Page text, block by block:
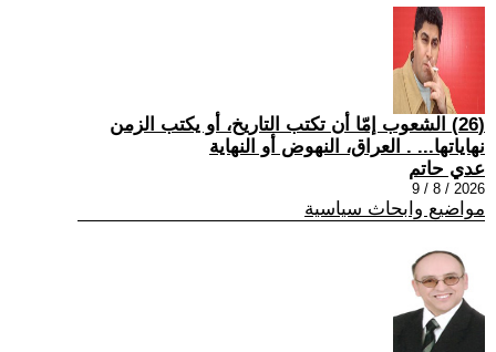
(26) الشعوب إمّا أن تكتب التاريخ، أو يكتب الزمن
نهاياتها... . العراق، النهوض أو النهاية
عدي حاتم
2026 / 8 / 9
مواضيع وابحاث سياسية